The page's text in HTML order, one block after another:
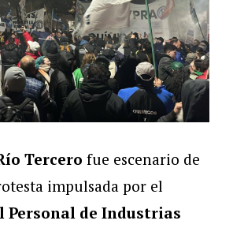
Tercero fue escenario de
impulsada por el
Personal de Industrias